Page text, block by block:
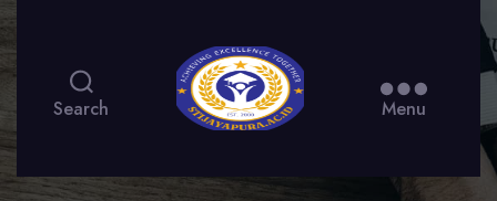
Search Menu